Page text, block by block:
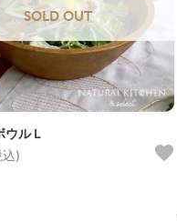
SOLD OUT
ウルＬ
)